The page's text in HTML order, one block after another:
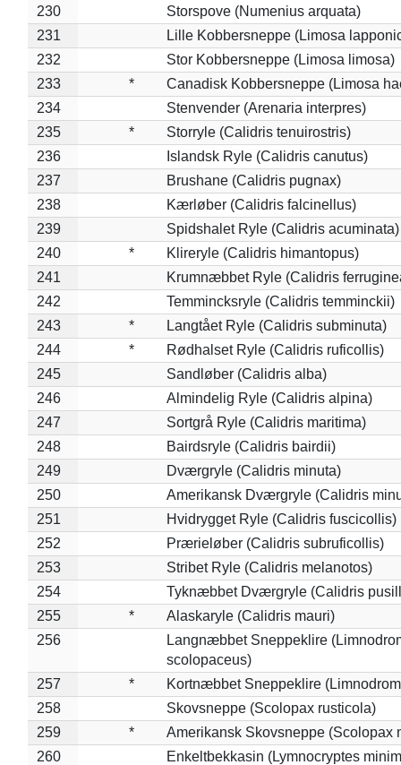
230
Storspove (Numenius arquata)
231
Lille Kobbersneppe (Limosa
232
Stor Kobbersneppe (Limosa limosa)
233
*
Canadisk Kobbersneppe (Limosa
234
Stenvender (Arenaria interpres)
235
*
Storryle (Calidris tenuirostris)
236
Islandsk Ryle (Calidris canutus)
237
Brushane (Calidris pugnax)
238
Kærløber (Calidris falcinellus)
239
Spidshalet Ryle (Calidris acuminata)
240
*
Klireryle (Calidris himantopus)
241
Krumnæbbet Ryle (Calidris
242
Temmincksryle (Calidris temminckii)
243
*
Langtået Ryle (Calidris subminuta)
244
*
Rødhalset Ryle (Calidris ruficollis)
245
Sandløber (Calidris alba)
246
Almindelig Ryle (Calidris alpina)
247
Sortgrå Ryle (Calidris maritima)
248
Bairdsryle (Calidris bairdii)
249
Dværgryle (Calidris minuta)
250
Amerikansk Dværgryle (Calidris
251
Hvidrygget Ryle (Calidris fuscicollis)
252
Prærieløber (Calidris subruficollis)
253
Stribet Ryle (Calidris melanotos)
254
Tyknæbbet Dværgryle (Calidris
255
*
Alaskaryle (Calidris mauri)
256
Langnæbbet Sneppeklire
scolopaceus)
257
*
Kortnæbbet Sneppeklire
258
Skovsneppe (Scolopax rusticola)
259
*
Amerikansk Skovsneppe (Scolopax
260
Enkeltbekkasin (Lymnocryptes